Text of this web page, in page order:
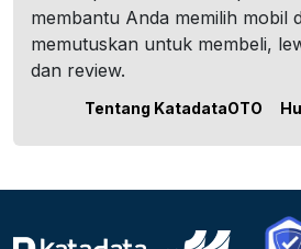
membantu Anda memilih mobil
memutuskan untuk membeli,
dan review.
Tentang KatadataOTO